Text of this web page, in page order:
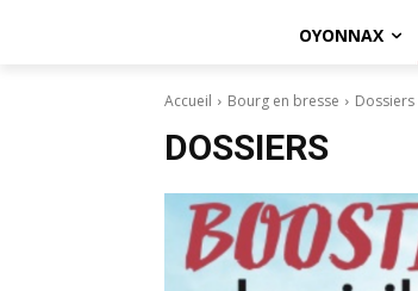
OYONNAX
Accueil Bourg en bresse Dossiers
DOSSIERS